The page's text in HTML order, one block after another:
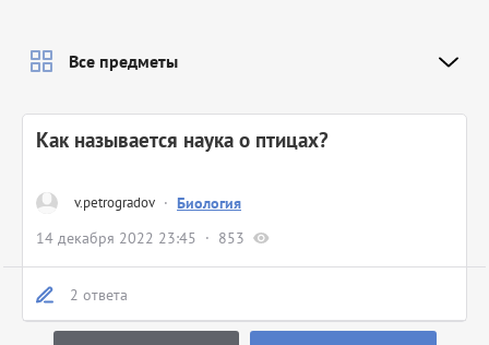
v.petrogradov · Биология
14 декабря 2022 23:45
853
Как называется наука о птицах?
2 ответа
Все предметы